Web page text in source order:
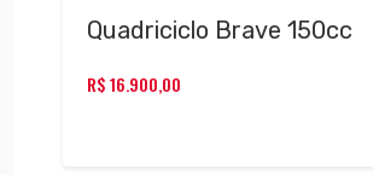
Quadriciclo Brave 150cc
R$16.900,00